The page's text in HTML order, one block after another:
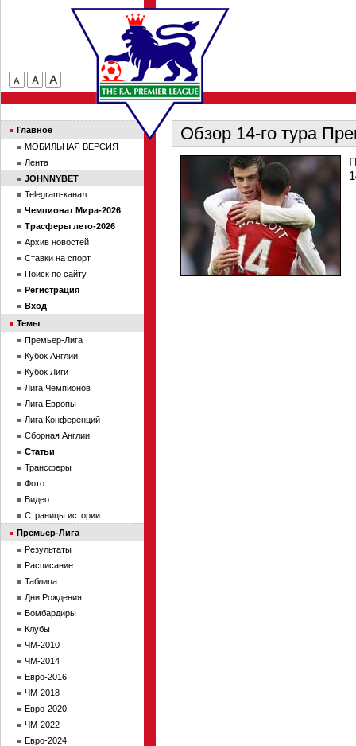
Обзор 14-го тура
Главное
МОБИЛЬНАЯ ВЕРСИЯ
Лента
JOHNNYBET
Telegram-канал
Чемпионат Мира-2026
Трасферы лето-2026
Архив новостей
Ставки на спорт
Поиск по сайту
Регистрация
Вход
Темы
Премьер-Лига
Кубок Англии
Кубок Лиги
Лига Чемпионов
Лига Европы
Лига Конференций
Сборная Англии
Статьи
Трансферы
Фото
Видео
Страницы истории
Премьер-Лига
Результаты
Расписание
Таблица
Дни Рождения
Бомбардиры
Клубы
ЧМ-2010
ЧМ-2014
Евро-2016
ЧМ-2018
Евро-2020
ЧМ-2022
Евро-2024